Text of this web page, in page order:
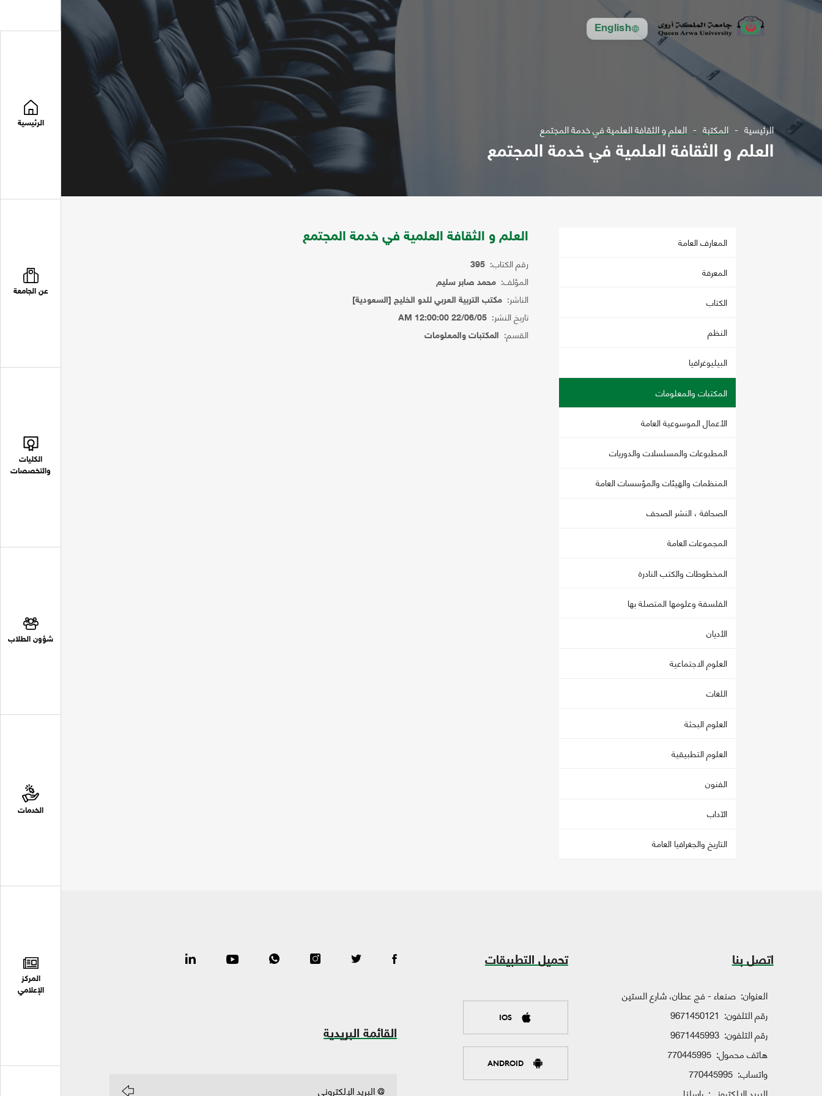
English
الرئيسية
عن الجامعة
الكليات
والتخصصات
شؤون الطلاب
الخدمات
المركز
الإعلامي
الرئيسية المكتبة العلم و الثقافة العلمية في خدمة المجتمع
العلم و الثقافة العلمية في خدمة المجتمع
المعارف العامة
المعرفة
الكتاب
النظم
البيليوغرافيا
المكتبات والمعلومات
الأعمال الموسوعية العامة
المطبوعات والمسلسلات والدوريات
المنظمات والهيئات والمؤسسات العامة
الصحافة ، النشر الصحف
المجموعات العامة
المخطوطات والكتب النادرة
الفلسفة وعلومها المتصلة بها
الأديان
العلوم الاجتماعية
اللغات
العلوم البحثة
العلوم التطبيقية
الفنون
الآداب
التاريخ والجغرافيا العامة
العلم و الثقافة العلمية في خدمة المجتمع
رقم الكتاب: 395
المؤلف: محمد صابر سليم
الناشر: مكتب التربية العربي للدو الخليج [السعودية]
تاريخ النشر: 22/06/05 12:00:00 AM
القسم: المكتبات والمعلومات
اتصل بنا
العنوان: صنعاء - فج عطان، شارع الستين
رقم التلفون: 9671450121
رقم التلفون: 9671445993
هاتف محمول: 770445995
واتساب: 770445995
تحميل التطبيقات
IOS
ANDROID
القائمة البريدية